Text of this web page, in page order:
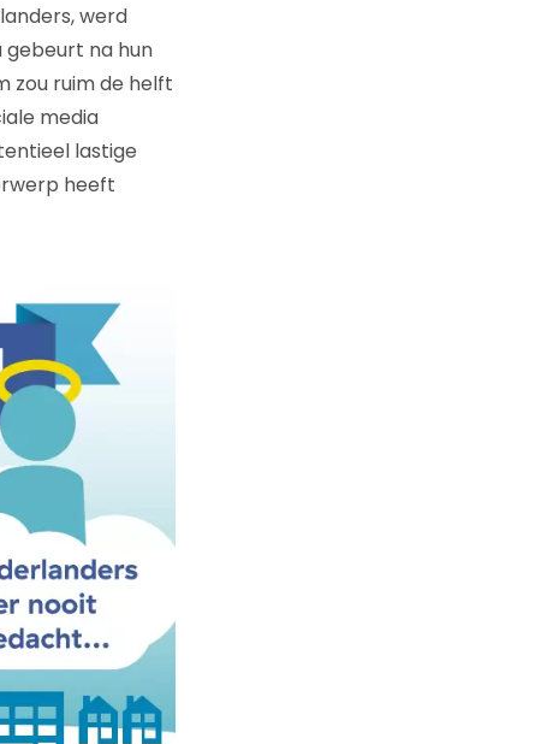
werd
na hun
zou ruim de helft
media
lastige
heeft